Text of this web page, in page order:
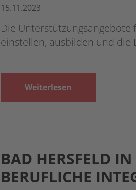
15.11.2023
Die
einstellen, ausbilden und
Weiterlesen
BAD HERSFELD
BERUFLICHE